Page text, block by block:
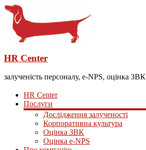
HR Center
залученість персоналу, e-NPS, оцінка ЗВК
HR Center
Послуги
Дослідження залученості
Корпоративна культура
Оцінка ЗВК
Оцінка e-NPS